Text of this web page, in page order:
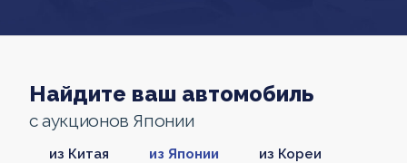
Найдите ваш автомобиль
с аукционов Японии
из Китая из Японии из Кореи